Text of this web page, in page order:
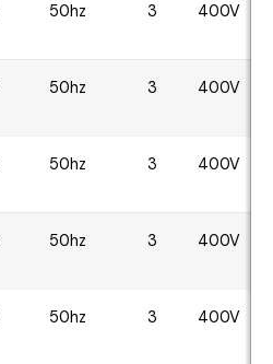
50hz 3 400V
50hz 3 400V
50hz 3 400V
50hz 3 400V
50hz 3 400V